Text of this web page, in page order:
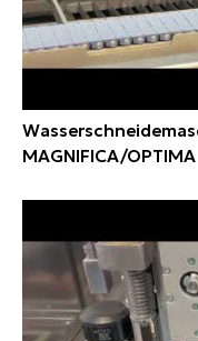
MAGNIFICA/OPTIMA